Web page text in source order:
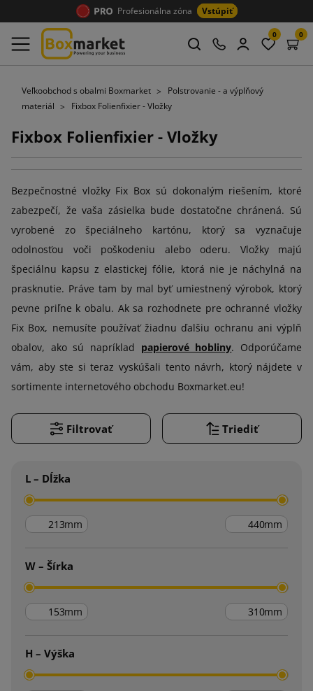
Profesionálna zóna Vstúpiť
0 0
Veľkoobchod s obalmi Boxmarket
Polstrovanie - a výplňový
materiál
Fixbox Folienfixier - Vložky
Fixbox Folienfixier - Vložky
Bezpečnostné vložky Fix Box sú dokonalým riešením, ktoré
zabezpečí, že vaša zásielka bude dostatočne chránená. Sú
vyrobené zo špeciálneho kartónu, ktorý sa vyznačuje
odolnosťou voči poškodeniu alebo oderu. Vložky majú
špeciálnu kapsu z elastickej fólie, ktorá nie je náchylná na
prasknutie. Práve tam by mal byť umiestnený výrobok, ktorý
pevne priľne k obalu. Ak sa rozhodnete pre ochranné vložky
Fix Box, nemusíte používať žiadnu ďalšiu ochranu ani výplň
obalov, ako sú napríklad papierové hobliny. Odporúčame
vám, aby ste si teraz vyskúšali tento návrh, ktorý nájdete v
sortimente internetového obchodu Boxmarket.eu!
Filtrovať Triediť
L – Dĺžka
mm mm
W – Šírka
mm mm
H – Výška